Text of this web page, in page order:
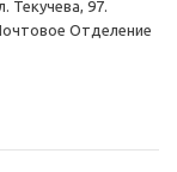
Текучева, 97.
Отделение